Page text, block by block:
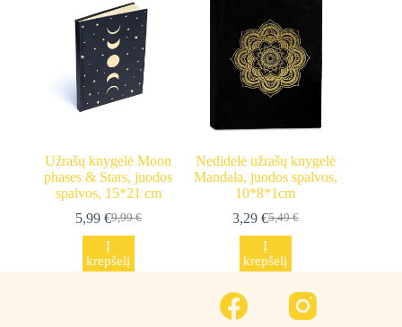
Užrašų knygelė Moon
phases & Stars, juodos
spalvos, 15*21 cm
9,99€
Original
price
was:
9,99 €.
5,99 €Current
price
is:
5,99 €.
Į
krepšelį
Nedidelė užrašų knygelė
Mandala, juodos spalvos,
10*8*1cm
5,49€
Original
price
was:
5,49 €.
3,29 €Current
price
is:
3,29 €.
Į
krepšelį